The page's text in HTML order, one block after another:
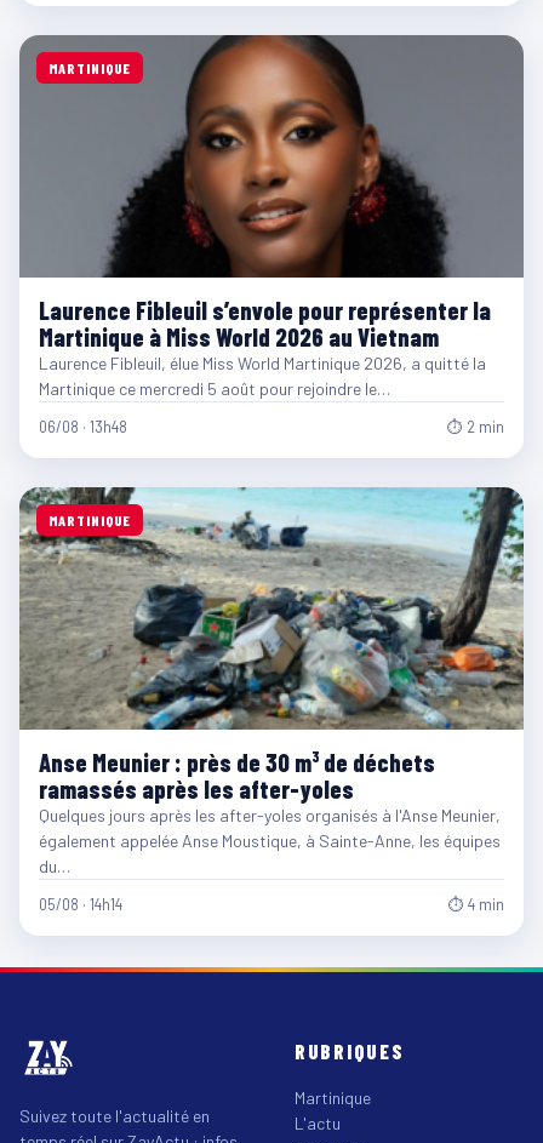
MARTINIQUE
Laurence Fibleuil s’envole pour représenter la
Martinique à Miss World 2026 au Vietnam
Laurence Fibleuil, élue Miss World Martinique 2026, a quitté la
Martinique ce mercredi 5 août pour rejoindre le…
06/08 · 13h48 ⏱ 2 min
MARTINIQUE
Anse Meunier : près de 30 m³ de déchets
ramassés après les after-yoles
Quelques jours après les after-yoles organisés à l'Anse Meunier,
également appelée Anse Moustique, à Sainte-Anne, les équipes
du…
05/08 · 14h14 ⏱ 4 min
Suivez toute l'actualité en
RUBRIQUES
Martinique
L'actu